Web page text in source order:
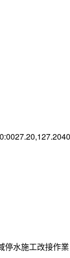
水施工改接作業